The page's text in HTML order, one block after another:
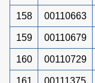
158 00110663
159 00110679
160 00110729
161 00111375